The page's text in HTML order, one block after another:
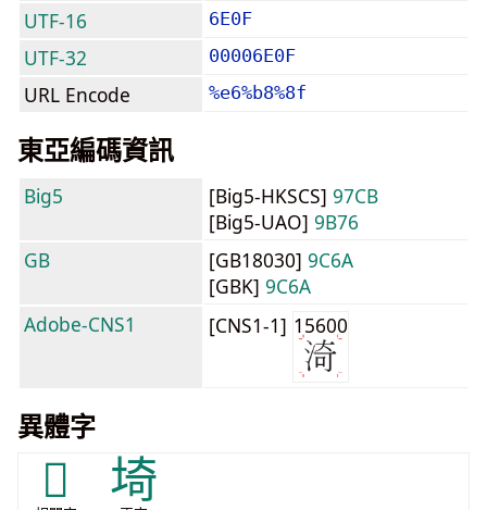
UTF-16 6E0F
UTF-32 00006E0F
URL Encode %e6%b8%8f
東亞編碼資訊
Big5 [Big5-HKSCS] 97CB
[Big5-UAO] 9B76
GB
[GB18030] 9C6A
[GBK] 9C6A
Adobe-CNS1
[CNS1-1] 15600
異體字
𰜟 埼